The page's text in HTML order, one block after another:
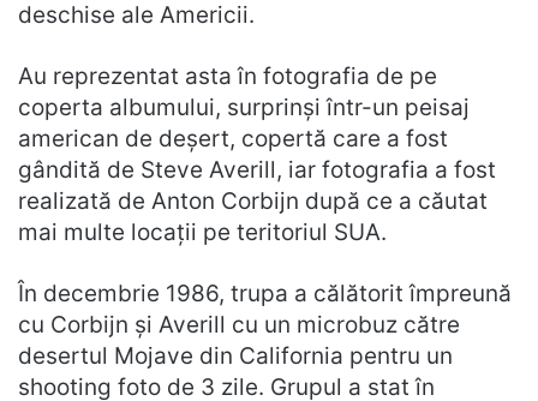
deschise ale Americii.
Au reprezentat asta în fotografia de pe
coperta albumului, surprinși într-un peisaj
american de deșert, copertă care a fost
gândită de Steve Averill, iar fotografia a fost
realizată de Anton Corbijn după ce a căutat
mai multe locații pe teritoriul SUA.
În decembrie 1986, trupa a călătorit împreună
cu Corbijn și Averill cu un microbuz către
desertul Mojave din California pentru un
shooting foto de 3 zile. Grupul a stat în